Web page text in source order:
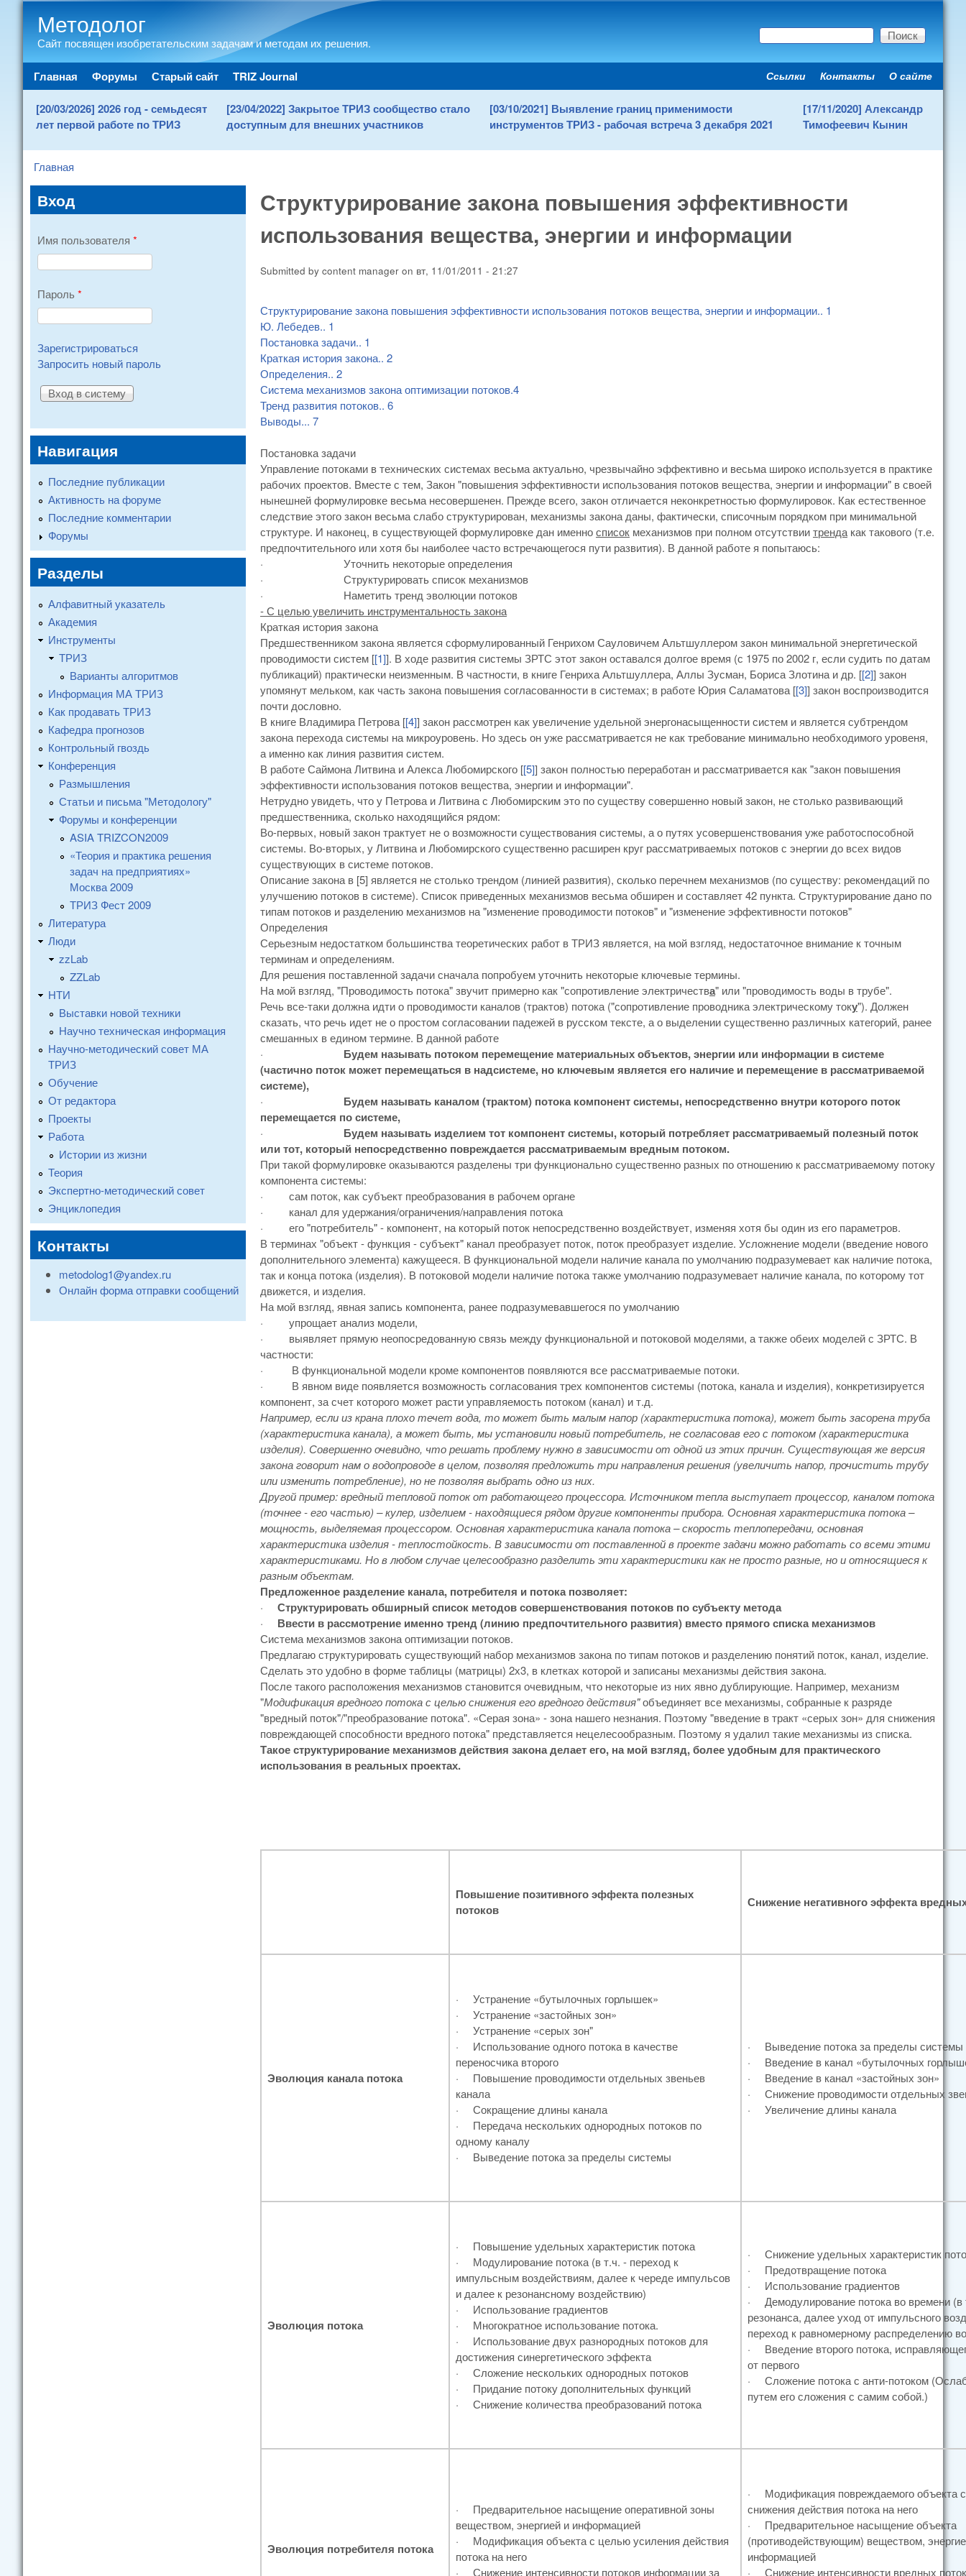
Методолог
Сайт посвящен изобретательским задачам и методам их решения. Форма поиска
Поиск
Main menu
Главная Форумы Старый сайт TRIZ Journal Secondary menu
Ссылки Контакты О сайте
[20/03/2026] 2026 год - семьдесят
лет первой работе по ТРИЗ
[23/04/2022] Закрытое ТРИЗ сообщество стало
доступным для внешних участников
[03/10/2021] Выявление границ применимости
инструментов ТРИЗ - рабочая встреча 3 декабря 2021
[17/11/2020] Александр
Тимофеевич Кынин
You are here
Главная
Структурирование закона повышения эффективности
использования вещества, энергии и информации
Submitted by content manager on вт, 11/01/2011 - 21:27
Структурирование закона повышения эффективности использования потоков вещества, энергии и информации.. 1
Ю. Лебедев.. 1
Постановка задачи.. 1
Краткая история закона.. 2
Определения.. 2
Система механизмов закона оптимизации потоков.4
Тренд развития потоков.. 6
Выводы... 7
Постановка задачи
Управление потоками в технических системах весьма актуально, чрезвычайно эффективно и весьма широко используется в практике
рабочих проектов. Вместе с тем, Закон "повышения эффективности использования потоков вещества, энергии и информации" в своей
нынешней формулировке весьма несовершенен. Прежде всего, закон отличается неконкретностью формулировок. Как естественное
следствие этого закон весьма слабо структурирован, механизмы закона даны, фактически, списочным порядком при минимальной
структуре. И наконец, в существующей формулировке дан именносписок механизмов при полном отсутствиитренда как такового (т.е.
предпочтительного или хотя бы наиболее часто встречающегося пути развития). В данной работе я попытаюсь:
·
Уточнить некоторые определения
·
Структурировать список механизмов
·
Наметить тренд эволюции потоков
- С целью увеличить инструментальность закона
Краткая история закона
Предшественником закона является сформулированный Генрихом Сауловичем Альтшуллером закон минимальной энергетической
проводимости систем [[1]]. В ходе развития системы ЗРТС этот закон оставался долгое время (с 1975 по 2002 г, если судить по датам
публикаций) практически неизменным. В частности, в книге Генриха Альтшуллера, Аллы Зусман, Бориса Злотина и др. [[2]] закон
упомянут мельком, как часть закона повышения согласованности в системах; в работе Юрия Саламатова [[3]] закон воспроизводится
почти дословно.
В книге Владимира Петрова [[4]] закон рассмотрен как увеличение удельной энергонасыщенности систем и является субтрендом
закона перехода системы на микроуровень. Но здесь он уже рассматривается не как требование минимально необходимого уровеня,
а именно как линия развития систем.
В работе Саймона Литвина и Алекса Любомирского [[5]] закон полностью переработан и рассматривается как "закон повышения
эффективности использования потоков вещества, энергии и информации".
Нетрудно увидеть, что у Петрова и Литвина с Любомирским это по существу совершенно новый закон, не столько развивающий
предшественника, сколько находящийся рядом:
Во-первых, новый закон трактует не о возможности существования системы, а о путях усовершенствования уже работоспособной
системы. Во-вторых, у Литвина и Любомирского существенно расширен круг рассматриваемых потоков с энергии до всех видов
существующих в системе потоков.
Описание закона в [5] является не столько трендом (линией развития), сколько перечнем механизмов (по существу: рекомендаций по
улучшению потоков в системе). Список приведенных механизмов весьма обширен и составляет 42 пункта. Структурирование дано по
типам потоков и разделению механизмов на "изменение проводимости потоков" и "изменение эффективности потоков"
Определения
Серьезным недостатком большинства теоретических работ в ТРИЗ является, на мой взгляд, недостаточное внимание к точным
терминам и определениям.
Для решения поставленной задачи сначала попробуем уточнить некоторые ключевые термины.
На мой взгляд, "Проводимость потока" звучит примерно как "сопротивление электричества" или "проводимость воды в трубе".
Речь все-таки должна идти о проводимости каналов (трактов) потока ("сопротивление проводника электрическому току"). Должен
сказать, что речь идет не о простом согласовании падежей в русском тексте, а о выделении существенно различных категорий, ранее
смешанных в едином термине. В данной работе
·
Будем называть потоком перемещение материальных объектов, энергии или информации в системе
(частично поток может перемещаться в надсистеме, но ключевым является его наличие и перемещение в рассматриваемой
системе),
·
Будем называть каналом (трактом) потока компонент системы, непосредственно внутри которого поток
перемещается по системе,
·
Будем называть изделием тот компонент системы, который потребляет рассматриваемый полезный поток
или тот, который непосредственно повреждается рассматриваемым вредным потоком.
При такой формулировке оказываются разделены три функционально существенно разных по отношению к рассматриваемому потоку
компонента системы:
·
сам поток, как субъект преобразования в рабочем органе
·
канал для удержания/ограничения/направления потока
·
его "потребитель" - компонент, на который поток непосредственно воздействует, изменяя хотя бы один из его параметров.
В терминах "объект - функция - субъект" канал преобразует поток, поток преобразует изделие. Усложнение модели (введение нового
дополнительного элемента) кажущееся. В функциональной модели наличие канала по умолчанию подразумевает как наличие потока,
так и конца потока (изделия). В потоковой модели наличие потока также умолчанию подразумевает наличие канала, по которому тот
движется, и изделия.
На мой взгляд, явная запись компонента, ранее подразумевавшегося по умолчанию
·
упрощает анализ модели,
·
выявляет прямую неопосредованную связь между функциональной и потоковой моделями, а также обеих моделей с ЗРТС. В
частности:
·
В функциональной модели кроме компонентов появляются все рассматриваемые потоки.
·
В явном виде появляется возможность согласования трех компонентов системы (потока, канала и изделия), конкретизируется
компонент, за счет которого может расти управляемость потоком (канал) и т.д.
Например, если из крана плохо течет вода, то может быть малым напор (характеристика потока), может быть засорена труба
(характеристика канала), а может быть, мы установили новый потребитель, не согласовав его с потоком (характеристика
изделия). Совершенно очевидно, что решать проблему нужно в зависимости от одной из этих причин. Существующая же версия
закона говорит нам о водопроводе в целом, позволяя предложить три направления решения (увеличить напор, прочистить трубу
или изменить потребление), но не позволяя выбрать одно из них.
Другой пример: вредный тепловой поток от работающего процессора. Источником тепла выступает процессор, каналом потока
(точнее - его частью) – кулер, изделием - находящиеся рядом другие компоненты прибора. Основная характеристика потока –
мощность, выделяемая процессором. Основная характеристика канала потока – скорость теплопередачи, основная
характеристика изделия - теплостойкость. В зависимости от поставленной в проекте задачи можно работать со всеми этими
характеристиками. Но в любом случае целесообразно разделить эти характеристики как не просто разные, но и относящиеся к
разным объектам.
Предложенное разделение канала, потребителя и потока позволяет:
· Структурировать обширный список методов совершенствования потоков по субъекту метода
· Ввести в рассмотрение именно тренд (линию предпочтительного развития) вместо прямого списка механизмов
Система механизмов закона оптимизации потоков.
Предлагаю структурировать существующий набор механизмов закона по типам потоков и разделению понятий поток, канал, изделие.
Сделать это удобно в форме таблицы (матрицы) 2х3, в клетках которой и записаны механизмы действия закона.
После такого расположения механизмов становится очевидным, что некоторые из них явно дублирующие. Например, механизм
"Модификация вредного потока с целью снижения его вредного действия"объединяет все механизмы, собранные к разряде
"вредный поток"/"преобразование потока". «Серая зона» - зона нашего незнания. Поэтому "введение в тракт «серых зон» для снижения
повреждающей способности вредного потока" представляется нецелесообразным. Поэтому я удалил такие механизмы из списка.
Такое структурирование механизмов действия закона делает его, на мой взгляд, более удобным для практического
использования в реальных проектах.
Повышение позитивного эффекта полезных
потоков
Снижение негативного эффекта
Эволюция канала потока
·
Устранение «бутылочных горлышек»
·
Устранение «застойных зон»
·
Устранение «серых зон"
·
Использование одного потока в качестве
переносчика второго
·
Повышение проводимости отдельных звеньев
канала
·
Сокращение длины канала
·
Передача нескольких однородных потоков по
одному каналу
·
Выведение потока за пределы системы
·
Выведение потока за пределы системы
·
Введение в канал «бутылочных
·
Введение в канал «застойных зон»
·
Снижение проводимости отдельных
·
Увеличение длины канала
Эволюция потока
·
Повышение удельных характеристик потока
·
Модулирование потока (в т.ч. - переход к
импульсным воздействиям, далее к череде импульсов
и далее к резонансному воздействию)
·
Использование градиентов
·
Многократное использование потока.
·
Использование двух разнородных потоков для
достижения синергетического эффекта
·
Сложение нескольких однородных потоков
·
Придание потоку дополнительных функций
·
Снижение количества преобразований потока
·
Снижение удельных характеристик
·
Предотвращение потока
·
Использование градиентов
·
Демодулирование потока во времени (в
резонанса, далее уход от импульсного
переход к равномерному распределению
·
Введение второго потока,
от первого
·
Сложение потока с анти-потоком
путем его сложения с самим собой.)
Эволюция потребителя потока
·
Предварительное насыщение оперативной зоны
веществом, энергией и информацией
·
Модификация объекта с целью усиления действия
потока на него
·
Снижение интенсивности потоков информации за
·
Модификация повреждаемого объекта
снижения действия потока на него
·
Предварительное насыщение объекта
(противодействующим) веществом,
информацией
·
Снижение интенсивности вредных
Вход
Имя пользователя *
Пароль *
Зарегистрироваться
Запросить новый пароль
Навигация
Последние публикации
Активность на форуме
Последние комментарии
Форумы
Разделы
Алфавитный указатель
Академия
Инструменты
ТРИЗ
Варианты алгоритмов
Информация МА ТРИЗ
Как продавать ТРИЗ
Кафедра прогнозов
Контрольный гвоздь
Конференция
Размышления
Статьи и письма "Методологу"
Форумы и конференции
ASIA TRIZCON2009
«Теория и практика решения
задач на предприятиях»
Москва 2009
ТРИЗ Фест 2009
Литература
Люди
zzLab
ZZLab
НТИ
Выставки новой техники
Научно техническая информация
Научно-методический совет МА
ТРИЗ
Обучение
От редактора
Проекты
Работа
Истории из жизни
Теория
Экспертно-методический совет
Энциклопедия
Контакты
metodolog1@yandex.ru
Онлайн форма отправки сообщений